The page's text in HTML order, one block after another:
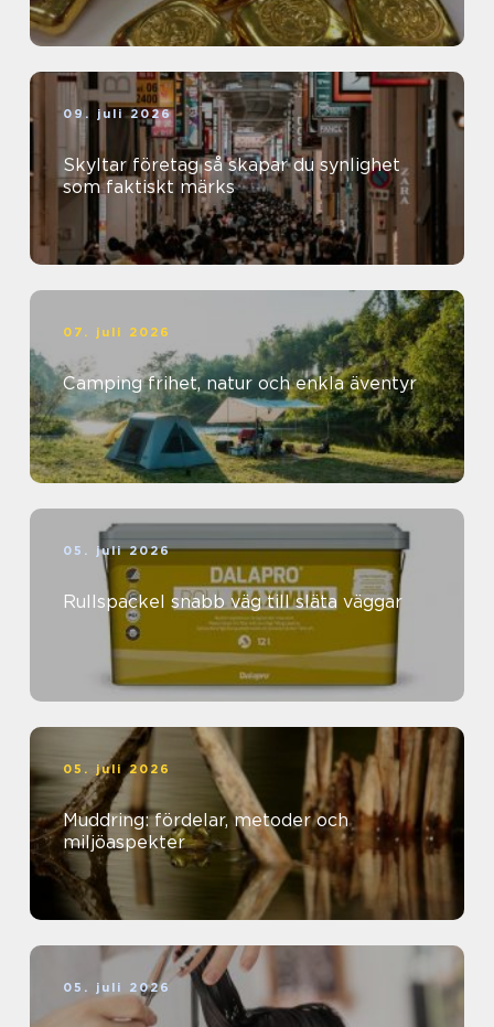
09. juli 2026
Skyltar företag så skapar du synlighet
som faktiskt märks
07. juli 2026
Camping frihet, natur och enkla äventyr
05. juli 2026
Rullspackel snabb väg till släta väggar
05. juli 2026
Muddring: fördelar, metoder och
miljöaspekter
05. juli 2026